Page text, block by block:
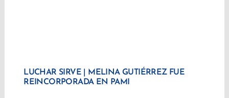
LUCHAR SIRVE | MELINA GUTIÉRREZ FUE
REINCORPORADA EN PAMI